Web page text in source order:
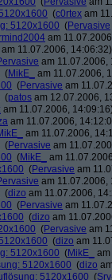
(c0rtex am
5120x1600 (Pervasive
am
am 11.07.2006, 14:06:32)
am 11.07.2006,
(MikE_
am 11.07.2006,
(Pervasive am
(patos am 12.07.2006,
am 11.07.2006, 14:09:16)
am 11.07.2006,
am 11.07.2006,
(Pervasive am
(MikE_
am
(Pervasive am
am 11.07.2006,
(dizo am 11.07.2006,
(Pervasive am
(dizo am
(Pervasive am
(dizo am
5120x1600 (MikE_
am
5120x1600 (dizo
5120x1600 (